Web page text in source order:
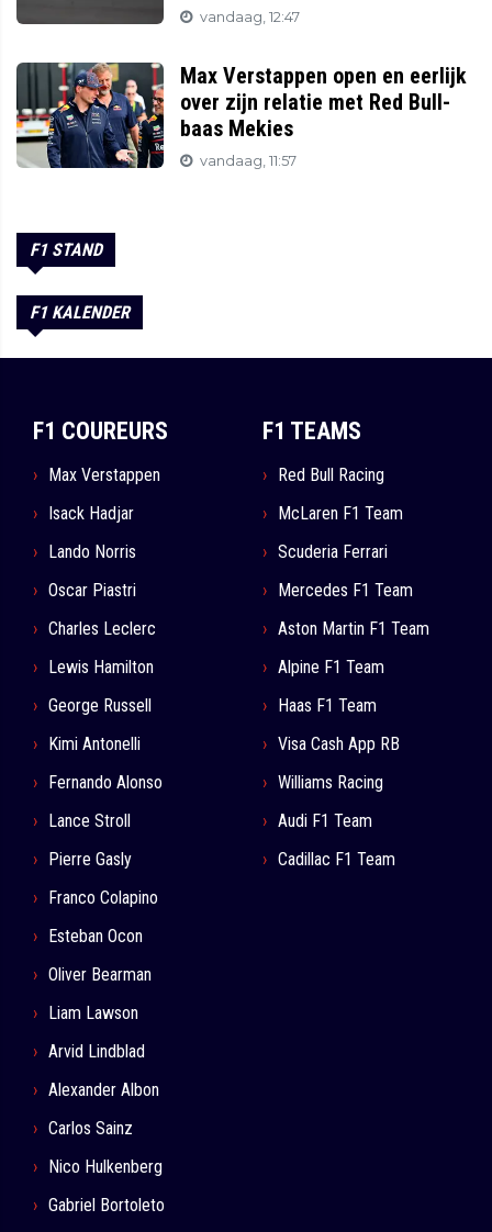
vandaag, 12:47
Max Verstappen open en eerlijk
over zijn relatie met Red Bull-
baas Mekies
vandaag, 11:57
F1 STAND
F1 KALENDER
F1 COUREURS
Max Verstappen
Isack Hadjar
Lando Norris
Oscar Piastri
Charles Leclerc
Lewis Hamilton
George Russell
Kimi Antonelli
Fernando Alonso
Lance Stroll
Pierre Gasly
Franco Colapino
Esteban Ocon
Oliver Bearman
Liam Lawson
Arvid Lindblad
Alexander Albon
Carlos Sainz
Nico Hulkenberg
Gabriel Bortoleto
F1 TEAMS
Red Bull Racing
McLaren F1 Team
Scuderia Ferrari
Mercedes F1 Team
Aston Martin F1 Team
Alpine F1 Team
Haas F1 Team
Visa Cash App RB
Williams Racing
Audi F1 Team
Cadillac F1 Team